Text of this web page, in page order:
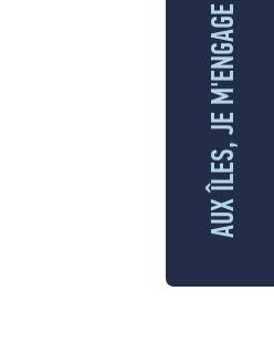
AUX ÎLES, JE M'ENGAGE